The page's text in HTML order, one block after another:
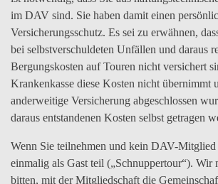
im DAV sind. Sie haben damit einen
Versicherungsschutz. Es sei zu erwähnen,
bei selbstverschuldeten Unfällen und daraus
Bergungskosten auf Touren nicht versichert
Krankenkasse diese Kosten nicht übernimmt
anderweitige Versicherung abgeschlossen
daraus entstandenen Kosten selbst getragen
Wenn Sie teilnehmen und kein DAV-Mitglied
einmalig als Gast teil („Schnuppertour“). Wir
bitten, mit der Mitgliedschaft die